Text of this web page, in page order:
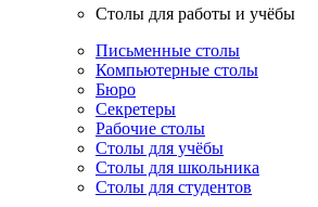
Столы для работы и учёбы
Письменные столы
Компьютерные столы
Бюро
Секретеры
Рабочие столы
Столы для учёбы
Столы для школьника
Столы для студентов